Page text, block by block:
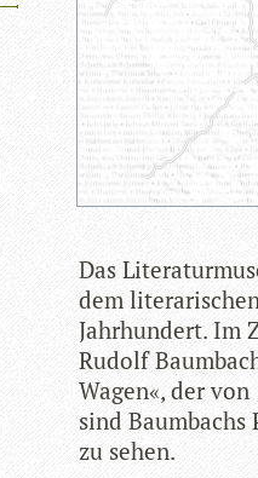
Das
dem
Jahr­hun­dert. Im
Rudolf
Wagen«, der
sind
zu sehen.